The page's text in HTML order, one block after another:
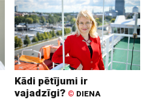
Kādi pētījumi ir
vajadzīgi? © DIENA